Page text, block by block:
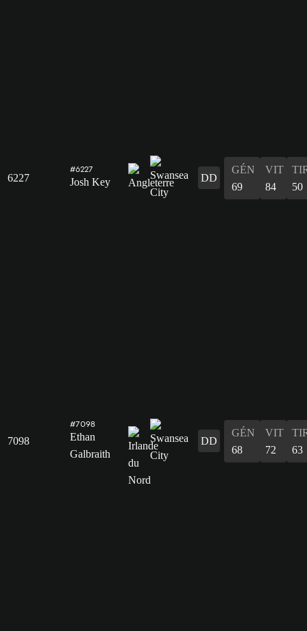
6227
#6227
Josh Key DD
GÉN
69
VIT
84
50
7098
#7098
Ethan
Galbraith
DD
GÉN
68
VIT
72
63